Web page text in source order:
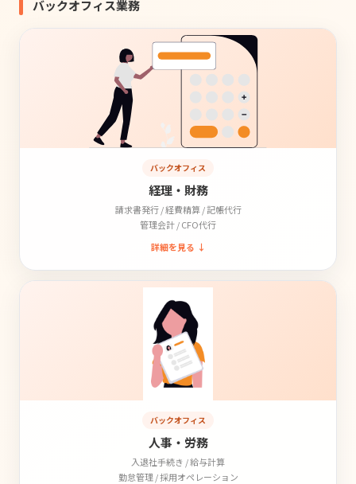
バックオフィス業務
バックオフィス
経理・財務
請求書発行 / 経費精算 / 記帳代行
管理会計 / CFO代行
詳細を見る ↓
バックオフィス
人事・労務
入退社手続き / 給与計算
勤怠管理 / 採用オペレーション